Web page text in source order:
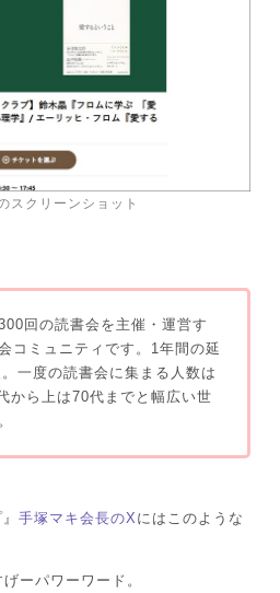
スクリーンショット
回の読書会を主催・運営す
コミュニティです。1年間の延
一度の読書会に集まる人数は
から上は70代までと幅広い世
』 手塚マキ会長のX にはこのような
ーパワーワード。